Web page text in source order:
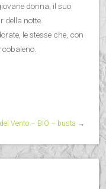
donna, il suo
della notte.
le stesse che, con
del Vento – BIO – busta →